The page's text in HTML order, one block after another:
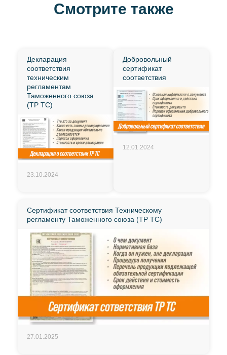
Смотрите также
Декларация
соответствия
техническим
регламентам
Таможенного союза
(ТР ТС)
23.10.2024
Добровольный
сертификат
соответствия
12.01.2024
Сертификат соответствия Техническому
регламенту Таможенного союза (ТР ТС)
27.01.2025